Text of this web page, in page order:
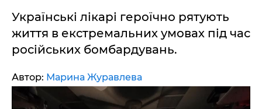
Українські лікарі героїчно рятують
життя в екстремальних умовах під час
російських бомбардувань.
Автор: Марина Журавлева